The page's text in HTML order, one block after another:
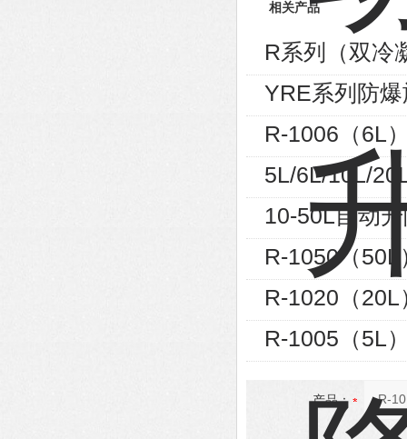
相关产品
R系列（双冷
YRE系列防
R-1006（6L
5L/6L/10L/
10-50L自动
R-1050（
R-1020（
R-1005（5L
产品：